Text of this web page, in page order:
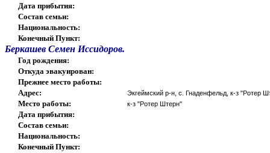
Дата прибытия:
Состав семьи:
Национальность:
Конечный Пункт:
Беркашев Семен Иссидоров.
Год рождения:
Откуда эвакуирован:
Прежнее место работы:
Адрес:
Экгеймский р-н, с. Гнаденфельд, к-з "Ротер
Место работы: к-з "Ротер Штерн"
Дата прибытия:
Состав семьи:
Национальность:
Конечный Пункт: